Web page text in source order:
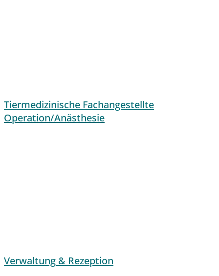
Tiermedizinische Fachangestellte
Operation/Anästhesie
Verwaltung & Rezeption